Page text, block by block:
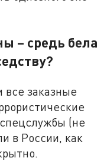
– средь бела
все заказные
(не
в России, как